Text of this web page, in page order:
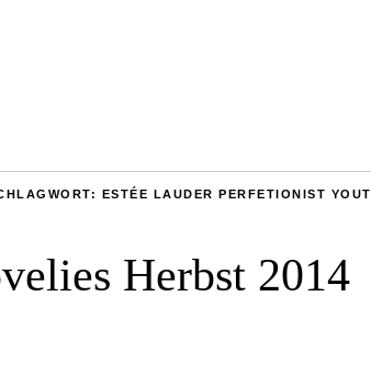
ESTÉE LAUDER PERFETIONIST
Herbst 2014